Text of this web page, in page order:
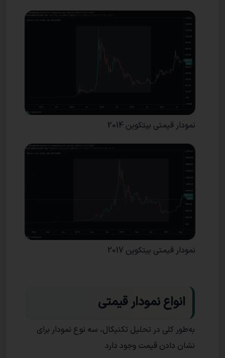
نمودار قیمتی بیتکوین 2014
نمودار قیمتی بیتکوین 2017
انواع نمودار قیمتی
به‌طور کلی در تحلیل تکنیکال، سه نوع نمودار برای
نشان دادن قیمت وجود دارد